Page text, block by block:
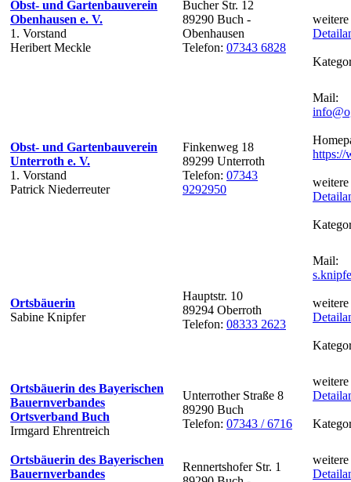
Obst- und Gartenbauverein
Obenhausen e. V.
1. Vorstand
Heribert Meckle
Bucher Str. 12
89290 Buch -
Obenhausen
Telefon: 07343 6828
Obst- und Gartenbauverein
Unterroth e. V.
1. Vorstand
Patrick Niederreuter
Finkenweg 18
89299 Unterroth
Telefon: 07343
9292950
Mail:
https://
Ortsbäuerin
Sabine Knipfer
Hauptstr. 10
89294 Oberroth
Telefon: 08333 2623
Mail:
Ortsbäuerin des Bayerischen
Bauernverbandes
Ortsverband Buch
Irmgard Ehrentreich
Unterrother Straße 8
89290 Buch
Telefon: 07343 / 6716
Ortsbäuerin des Bayerischen
Bauernverbandes
Rennertshofer Str. 1